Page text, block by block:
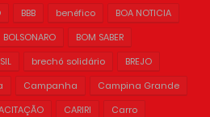
BBB benéfico
BOA NOTICIA
BOLSONARO
BOM SABER
brechó solidário
BREJO
Campanha
Campina Grande
CARIRI
Carro